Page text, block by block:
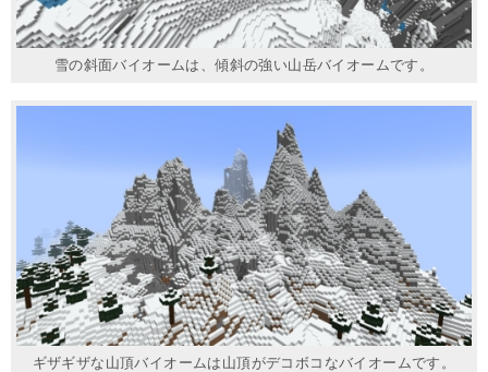
雪の斜面バイオームは、傾斜の強い山岳バイオームです。
ギザギザな山頂バイオームは山頂がデコボコなバイオームです。